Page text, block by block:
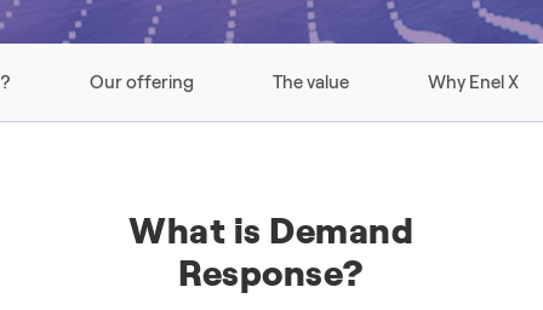
Our offering The value Why Enel X
What is Demand
Response?